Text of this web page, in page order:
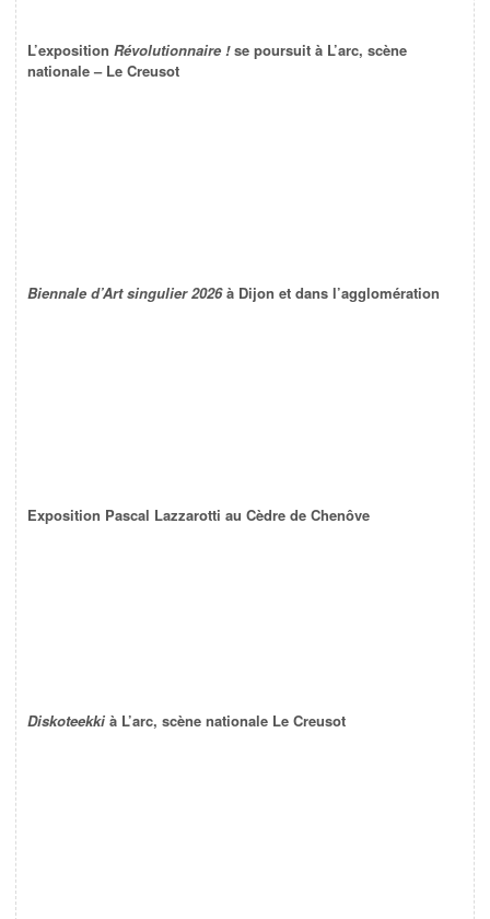
L’exposition Révolutionnaire !se poursuit à L’arc, scène
nationale – Le Creusot
Biennale d’Art singulier 2026à Dijon et dans l’agglomération
Exposition Pascal Lazzarotti au Cèdre de Chenôve
Diskoteekki à L’arc, scène nationale Le Creusot